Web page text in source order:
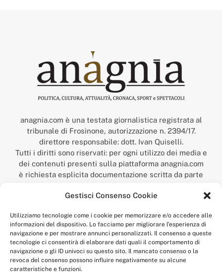
Gestisci Consenso Cookie
Utilizziamo tecnologie come i cookie per memorizzare e/o accedere alle
informazioni del dispositivo. Lo facciamo per migliorare l'esperienza di
navigazione e per mostrare annunci personalizzati. Il consenso a queste
tecnologie ci consentirà di elaborare dati quali il comportamento di
navigazione o gli ID univoci su questo sito. Il mancato consenso o la
revoca del consenso possono influire negativamente su alcune
caratteristiche e funzioni.
anagnia.com è una testata giornalistica registrata al
tribunale di Frosinone, autorizzazione n. 2394/17.
direttore responsabile: dott. Ivan Quiselli.
Tutti i diritti sono riservati: per ogni utilizzo dei media e
dei contenuti presenti sulla piattaforma anagnia.com
è richiesta esplicita documentazione scritta da parte
della redazione.
“Anagnia” è un marchio registrato presso l’Ufficio Italiano
Economico,
num. registrazione: 302017000014044 del 9 febbraio 2017.
Per contatti:redazione@anagnia.com